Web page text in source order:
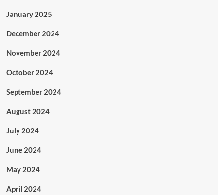
January 2025
December 2024
November 2024
October 2024
September 2024
August 2024
July 2024
June 2024
May 2024
April 2024